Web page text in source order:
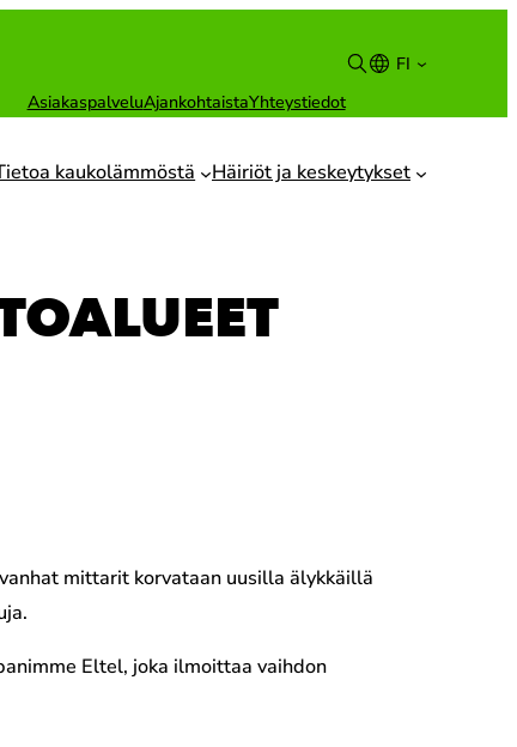
AsiakaspalveluAjankohtaistaYhteystiedot
FI
Suomi
kaukolämmöstä Häiriöt ja keskeytykset
mittarit korvataan uusilla älykkäillä
Eltel, joka ilmoittaa vaihdon